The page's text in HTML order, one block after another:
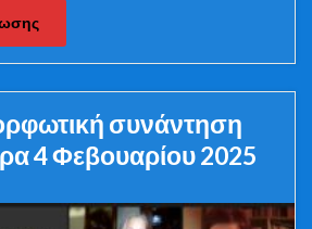
συνάντηση
4 Φεβουαρίου 2025